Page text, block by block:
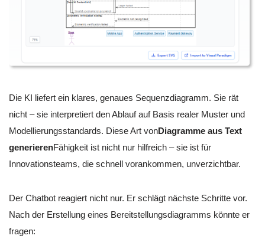
Die KI liefert ein klares, genaues Sequenzdiagramm. Sie rät
nicht – sie interpretiert den Ablauf auf Basis realer Muster und
Modellierungsstandards. Diese Art vonDiagramme aus Text
generierenFähigkeit ist nicht nur hilfreich – sie ist für
Innovationsteams, die schnell vorankommen, unverzichtbar.
Der Chatbot reagiert nicht nur. Er schlägt nächste Schritte vor.
Nach der Erstellung eines Bereitstellungsdiagramms könnte er
fragen: